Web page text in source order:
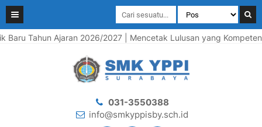
Tahun Ajaran 2026/2027 | Mencetak Lulusan yang
031-3550388
info@smkyppisby.sch.id